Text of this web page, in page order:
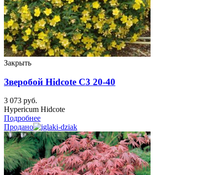
Закрыть
Зверобой Hidcote C3 20-40
3 073 руб.
Hypericum Hidcote
Подробнее
Продано